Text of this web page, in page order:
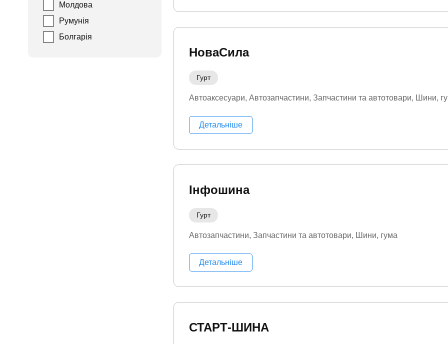
Молдова
Румунія
Болгарія
НоваСила
Гурт
Автоаксесуари Автозапчастини Запчастини та автотовари Шини,
Детальніше
Інфошина
Гурт
Автозапчастини Запчастини та автотовари Шини, гума
Детальніше
СТАРТ-ШИНА